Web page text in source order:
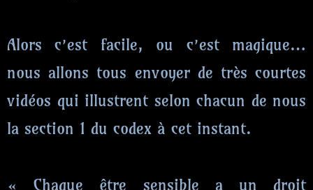
Alors c’est facile, ou c’est magique…
nous allons tous envoyer de très courtes
vidéos qui illustrent selon chacun de nous
la section 1 du codex à cet instant.
« Chaque être sensible a un droit